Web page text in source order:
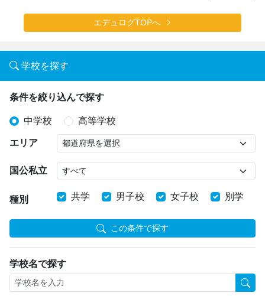
エデュログTOPへ
学校を探す
条件を絞り込んで探す
中学校 高等学校
エリア
国公私立
種別 共学 男子校 女子校 別学
この条件で探す
学校名で探す